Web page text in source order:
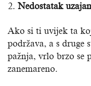
Nedostatak
Ako si ti uvijek ta
podržava, a s druge
pažnja, vrlo brzo se
zanemareno.